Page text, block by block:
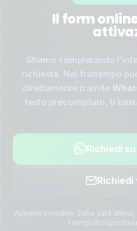
Il form
Stiamo completando
richiesta. Nel frattempo
direttamente tramite
testo precompilato, ti
Richiedi
Richiedi
Appena il modulo Zoho sarà
I tempi di risposta